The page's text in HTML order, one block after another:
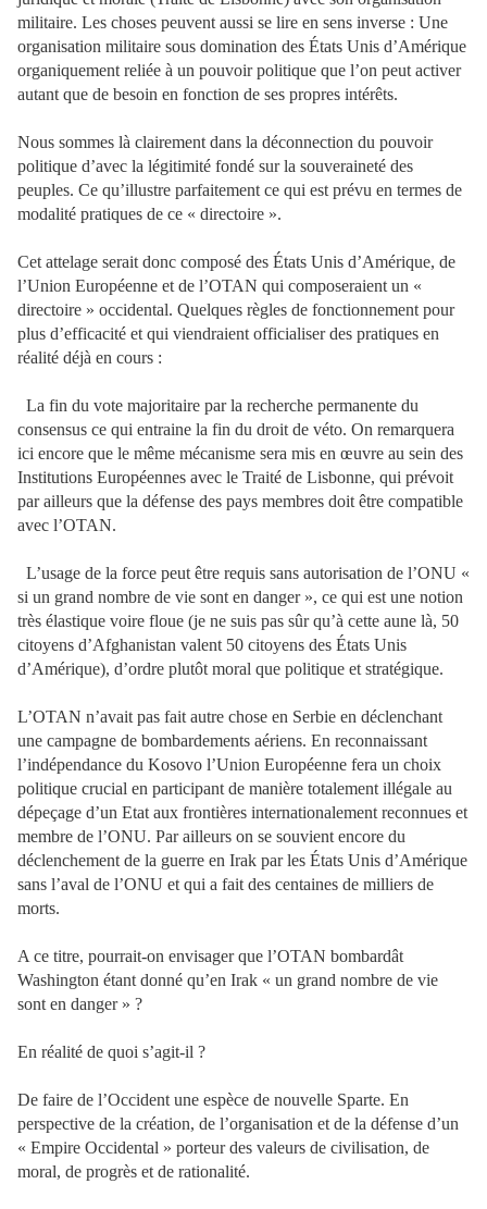
militaire. Les choses peuvent aussi se lire en sens inverse : Une
organisation militaire sous domination des États Unis d’Amérique
organiquement reliée à un pouvoir politique que l’on peut activer
autant que de besoin en fonction de ses propres intérêts.
Nous sommes là clairement dans la déconnection du pouvoir
politique d’avec la légitimité fondé sur la souveraineté des
peuples. Ce qu’illustre parfaitement ce qui est prévu en termes de
modalité pratiques de ce « directoire ».
Cet attelage serait donc composé des États Unis d’Amérique, de
l’Union Européenne et de l’OTAN qui composeraient un «
directoire » occidental. Quelques règles de fonctionnement pour
plus d’efficacité et qui viendraient officialiser des pratiques en
réalité déjà en cours :
La fin du vote majoritaire par la recherche permanente du
consensus ce qui entraine la fin du droit de véto. On remarquera
ici encore que le même mécanisme sera mis en œuvre au sein des
Institutions Européennes avec le Traité de Lisbonne, qui prévoit
par ailleurs que la défense des pays membres doit être compatible
avec l’OTAN.
L’usage de la force peut être requis sans autorisation de l’ONU «
si un grand nombre de vie sont en danger », ce qui est une notion
très élastique voire floue (je ne suis pas sûr qu’à cette aune là, 50
citoyens d’Afghanistan valent 50 citoyens des États Unis
d’Amérique), d’ordre plutôt moral que politique et stratégique.
L’OTAN n’avait pas fait autre chose en Serbie en déclenchant
une campagne de bombardements aériens. En reconnaissant
l’indépendance du Kosovo l’Union Européenne fera un choix
politique crucial en participant de manière totalement illégale au
dépeçage d’un Etat aux frontières internationalement reconnues et
membre de l’ONU. Par ailleurs on se souvient encore du
déclenchement de la guerre en Irak par les États Unis d’Amérique
sans l’aval de l’ONU et qui a fait des centaines de milliers de
morts.
A ce titre, pourrait-on envisager que l’OTAN bombardât
Washington étant donné qu’en Irak « un grand nombre de vie
sont en danger » ?
En réalité de quoi s’agit-il ?
De faire de l’Occident une espèce de nouvelle Sparte. En
perspective de la création, de l’organisation et de la défense d’un
« Empire Occidental » porteur des valeurs de civilisation, de
moral, de progrès et de rationalité.